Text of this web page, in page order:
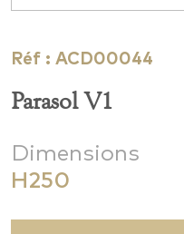
Réf : ACD00044
Parasol V1
Dimensions
H250